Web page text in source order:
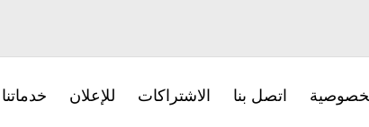
اتصل بنا الاشتراكات للإعلان خدماتنا